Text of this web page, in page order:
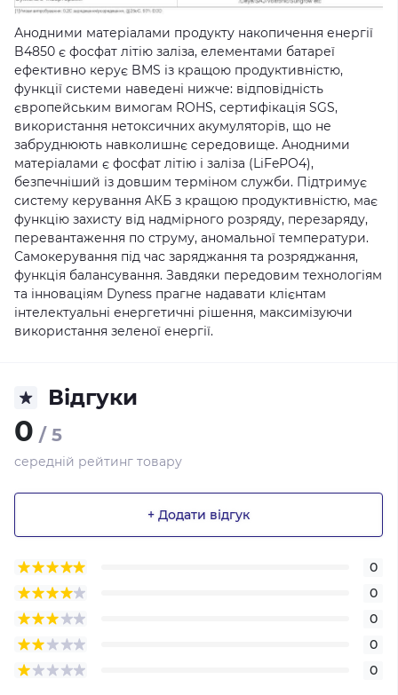
Анодними матеріалами продукту накопичення енергії
B4850 є фосфат літію заліза, елементами батареї
ефективно керує BMS із кращою продуктивністю,
функції системи наведені нижче: відповідність
європейським вимогам ROHS, сертифікація SGS,
використання нетоксичних акумуляторів, що не
забруднюють навколишнє середовище. Анодними
матеріалами є фосфат літію і заліза (LiFePO4),
безпечніший із довшим терміном служби. Підтримує
систему керування АКБ з кращою продуктивністю, має
функцію захисту від надмірного розряду, перезаряду,
перевантаження по струму, аномальної температури.
Самокерування під час заряджання та розряджання,
функція балансування. Завдяки передовим технологіям
та інноваціям Dyness прагне надавати клієнтам
інтелектуальні енергетичні рішення, максимізуючи
використання зеленої енергії.
Відгуки
0 / 5
середній рейтинг товару
+ Додати відгук
0
0
0
0
0